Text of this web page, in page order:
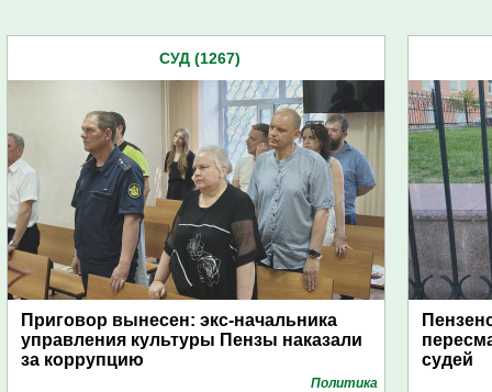
СУД (1267)
Приговор вынесен: экс-начальника
управления культуры Пензы наказали
за коррупцию
Политика
судей